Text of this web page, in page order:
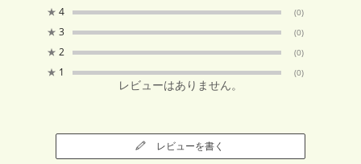
★ 4 (0)
★ 3 (0)
★ 2 (0)
★ 1 (0)
レビューはありません。
レビューを書く